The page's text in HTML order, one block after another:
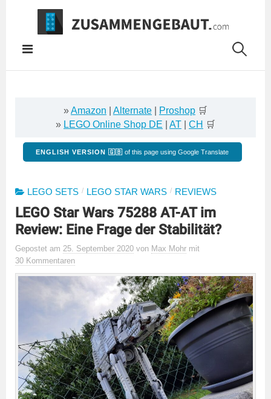
Springe
Inhalt
»Amazon Alternate Proshop 🛒
» LEGO Online Shop DE AT CH 🛒
ENGLISH VERSION 🇬🇧 of this page using Google Translate
LEGO SETS / LEGO STAR WARS / REVIEWS
LEGO Star Wars 75288 AT-AT im
Review: Eine Frage der Stabilität?
Gepostet am 25. September 2020 von Max Mohr mit
30 Kommentaren